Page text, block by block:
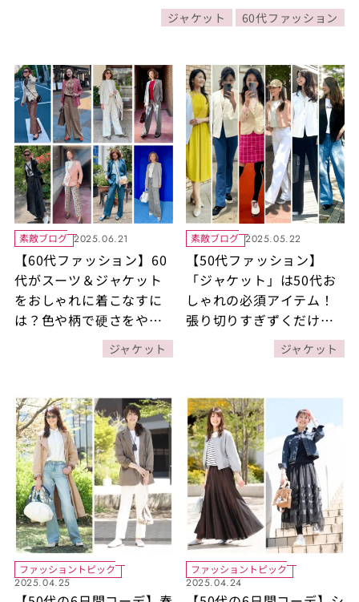
ジャケット 60代ファッション
素敵ブログ 2025.06.21
【60代ファッション】60
代がスーツ＆ジャケット
をおしゃれに着こなすに
は？色や柄で硬さをやわ
らげてこなれた着こなし
ジャケット
素敵ブログ 2025.05.22
【50代ファッション】
「ジャケット」は50代お
しゃれの必須アイテム！
張り切りすぎずくだけ過
ぎない程よい着こなしを
楽しむには？お手本コー
ジャケット
ファッショントピック
2025.04.25
ファッショントピック
2025.04.24